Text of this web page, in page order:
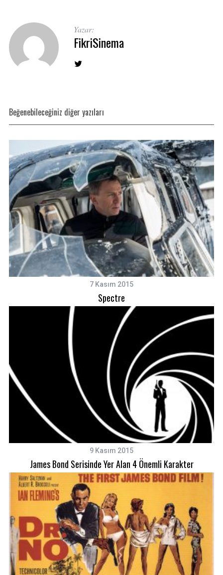
Yazar:
FikriSinema
Beğenebileceğiniz diğer yazıları
7 Kasım 2015
Spectre
9 Kasım 2015
James Bond Serisinde Yer Alan 4 Önemli Karakter